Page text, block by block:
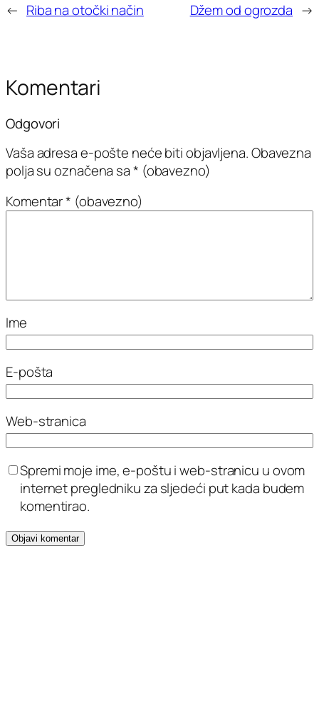
← Riba na otočki način Džem od ogrozda →
Komentari
Odgovori
Vaša adresa e-pošte neće biti objavljena.Obavezna
polja su označena sa* (obavezno)
Komentar* (obavezno)
Ime
E-pošta
Web-stranica
Spremi moje ime, e-poštu i web-stranicu u ovom
internet pregledniku za sljedeći put kada budem
komentirao.